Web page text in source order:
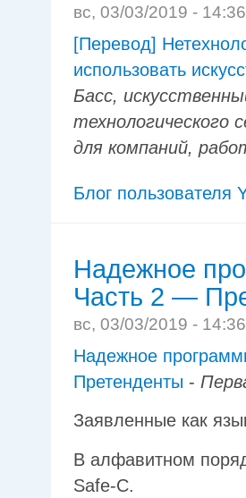
вс, 03/03/2019 -
[Перевод]
использовать
Басс,
технологического
для компаний,
Блог пользователя
Надежное
Часть 2 —
вс, 03/03/2019 -
Надежное
Претенденты -
Заявленные как
В алфавитном
Safe-C.